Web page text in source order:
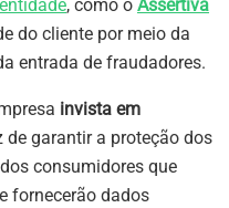
, como o Assertiva
do cliente por meio da
entrada de fraudadores.
invista em
de garantir a proteção dos
consumidores que
fornecerão dados